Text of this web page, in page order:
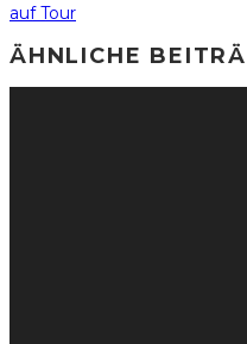
auf Tour
ÄHNLICHE